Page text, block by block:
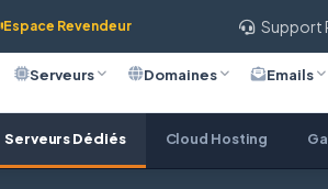
Espace Revendeur Support
Serveurs Domaines Emails
Serveurs Dédiés Cloud Hosting